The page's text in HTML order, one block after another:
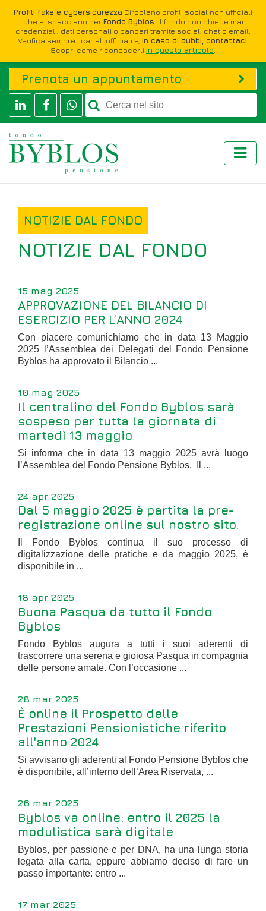
Profili fake e cybersicurezza Circolano profili social non ufficiali
che si spacciano perFondo Byblos . Il fondo non chiede mai
credenziali, dati personali o bancari tramite social, chat o email.
Verifica sempre i canali ufficiali e, in caso di dubbi, contattaci
Scopri come riconoscerli in questo articolo
Prenota un appuntamento
NOTIZIE DAL FONDO
NOTIZIE DAL FONDO
15 mag 2025
APPROVAZIONE DEL BILANCIO DI
ESERCIZIO PER L’ANNO 2024
Con piacere comunichiamo che in data 13 Maggio
2025 l’Assemblea dei Delegati del Fondo Pensione
Byblos ha approvato il Bilancio ...
10 mag 2025
Il centralino del Fondo Byblos sarà
sospeso per tutta la giornata di
martedì 13 maggio
Si informa che in data 13 maggio 2025 avrà luogo
l’Assemblea del Fondo Pensione Byblos. Il ...
24 apr 2025
Dal 5 maggio 2025 è partita la pre-
registrazione online sul nostro sito.
Il Fondo Byblos continua il suo processo di
digitalizzazione delle pratiche e da maggio 2025, è
disponibile in ...
18 apr 2025
Buona Pasqua da tutto il Fondo
Byblos
Fondo Byblos augura a tutti i suoi aderenti di
trascorrere una serena e gioiosa Pasqua in compagnia
delle persone amate. Con l’occasione ...
28 mar 2025
È online il Prospetto delle
Prestazioni Pensionistiche riferito
all'anno 2024
Si avvisano gli aderenti al Fondo Pensione Byblos che
è disponibile, all’interno dell’Area Riservata, ...
26 mar 2025
Byblos va online: entro il 2025 la
modulistica sarà digitale
Byblos, per passione e per DNA, ha una lunga storia
legata alla carta, eppure abbiamo deciso di fare un
passo importante: entro ...
17 mar 2025